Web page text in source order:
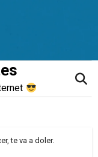
te va a doler.